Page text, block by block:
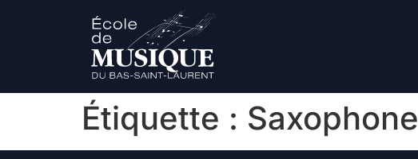
Étiquette : Saxophone